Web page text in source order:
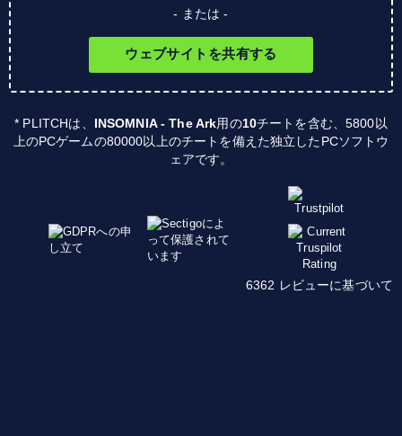
- または -
ウェブサイトを共有する
* PLITCHは、 INSOMNIA - The Ark用の10チートを含む、5800以
上のPCゲームの80000以上のチートを備えた独立したPCソフトウ
ェアです。
6362 レビューに基づいて